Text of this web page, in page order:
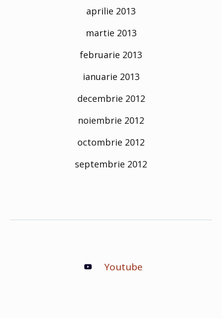
aprilie 2013
martie 2013
februarie 2013
ianuarie 2013
decembrie 2012
noiembrie 2012
octombrie 2012
septembrie 2012
Youtube